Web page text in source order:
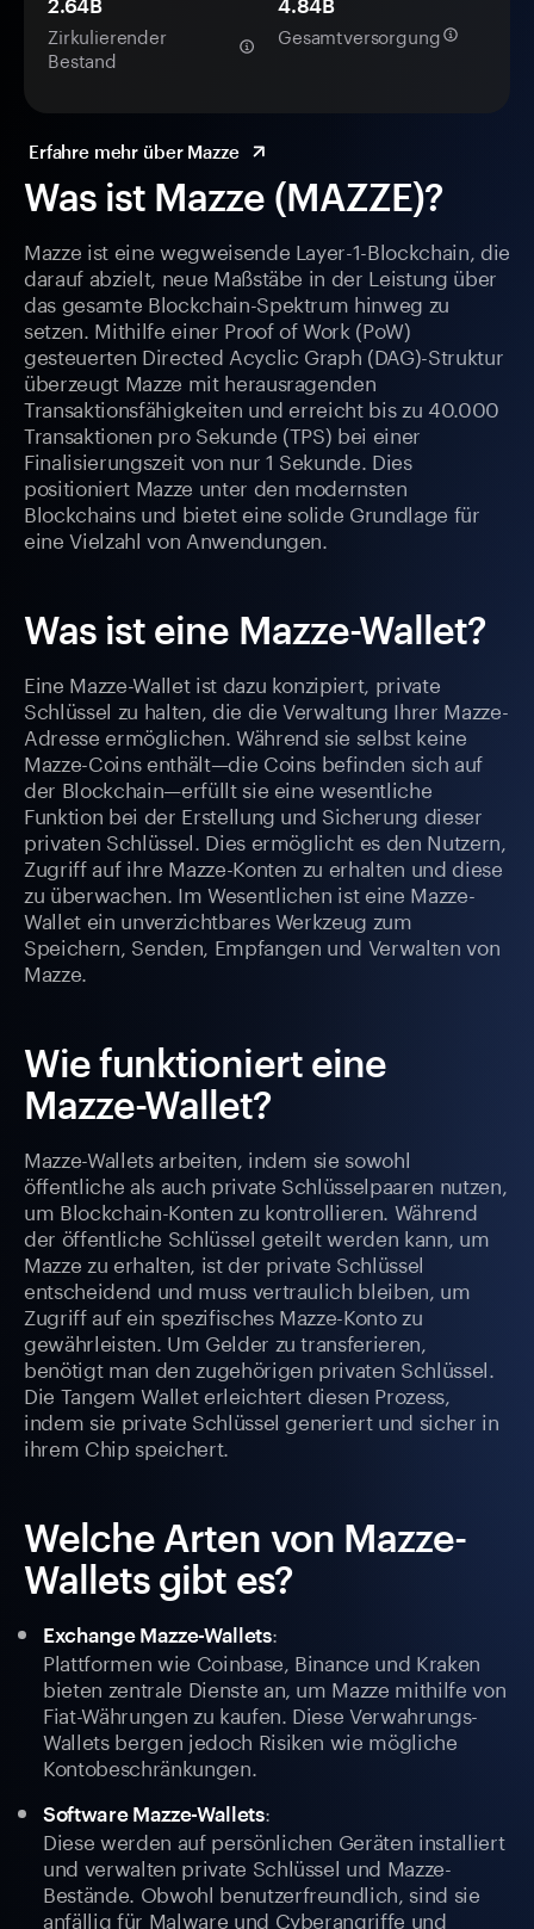
Was ist Mazze (MAZZE)?
Mazze ist eine wegweisende Layer-1-Blockchain, die
darauf abzielt, neue Maßstäbe in der Leistung über
das gesamte Blockchain-Spektrum hinweg zu
setzen. Mithilfe einer Proof of Work (PoW)
gesteuerten Directed Acyclic Graph (DAG)-Struktur
überzeugt Mazze mit herausragenden
Transaktionsfähigkeiten und erreicht bis zu 40.000
Transaktionen pro Sekunde (TPS) bei einer
Finalisierungszeit von nur 1 Sekunde. Dies
positioniert Mazze unter den modernsten
Blockchains und bietet eine solide Grundlage für
eine Vielzahl von Anwendungen.
Was ist eine Mazze-Wallet?
Eine Mazze-Wallet ist dazu konzipiert, private
Schlüssel zu halten, die die Verwaltung Ihrer Mazze-
Adresse ermöglichen. Während sie selbst keine
Mazze-Coins enthält—die Coins befinden sich auf
der Blockchain—erfüllt sie eine wesentliche
Funktion bei der Erstellung und Sicherung dieser
privaten Schlüssel. Dies ermöglicht es den Nutzern,
Zugriff auf ihre Mazze-Konten zu erhalten und diese
zu überwachen. Im Wesentlichen ist eine Mazze-
Wallet ein unverzichtbares Werkzeug zum
Speichern, Senden, Empfangen und Verwalten von
Mazze.
Wie funktioniert eine
Mazze-Wallet?
Mazze-Wallets arbeiten, indem sie sowohl
öffentliche als auch private Schlüsselpaaren nutzen,
um Blockchain-Konten zu kontrollieren. Während
der öffentliche Schlüssel geteilt werden kann, um
Mazze zu erhalten, ist der private Schlüssel
entscheidend und muss vertraulich bleiben, um
Zugriff auf ein spezifisches Mazze-Konto zu
gewährleisten. Um Gelder zu transferieren,
benötigt man den zugehörigen privaten Schlüssel.
Die Tangem Wallet erleichtert diesen Prozess,
indem sie private Schlüssel generiert und sicher in
ihrem Chip speichert.
Welche Arten von Mazze-
Wallets gibt es?
Exchange Mazze-Wallets:
Plattformen wie Coinbase, Binance und Kraken
bieten zentrale Dienste an, um Mazze mithilfe von
Fiat-Währungen zu kaufen. Diese Verwahrungs-
Wallets bergen jedoch Risiken wie mögliche
Kontobeschränkungen.
Software Mazze-Wallets:
Diese werden auf persönlichen Geräten installiert
und verwalten private Schlüssel und Mazze-
Bestände. Obwohl benutzerfreundlich, sind sie
anfällig für Malware und Cyberangriffe und
2.64B
Zirkulierender
Bestand
4.84B
Gesamtversorgung
Erfahre mehr über Mazze